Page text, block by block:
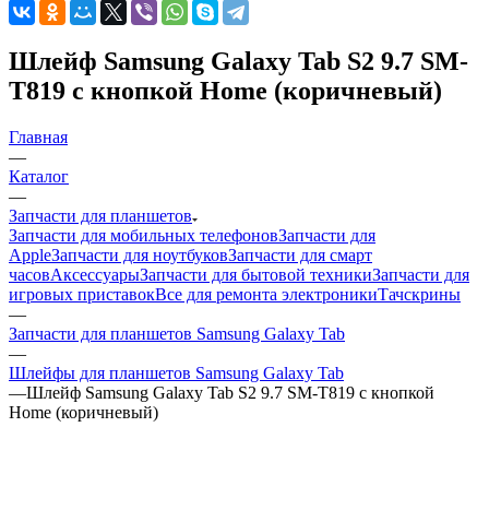
Шлейф Samsung Galaxy Tab S2 9.7 SM-
T819 с кнопкой Home (коричневый)
Главная
Каталог
—
Запчасти для планшетов
Запчасти для мобильных телефонов
AppleЗапчасти для ноутбуков
часовАксессуарыЗапчасти для бытовой техникиЗапчасти для
игровых приставокВсе для ремонта электроники
—
Запчасти для планшетов Samsung Galaxy Tab
—
Шлейфы для планшетов Samsung Galaxy Tab
—
Home (коричневый)